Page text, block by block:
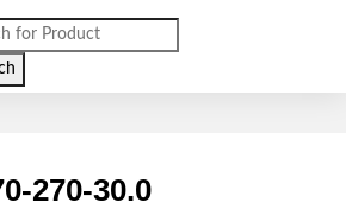
270-30.0